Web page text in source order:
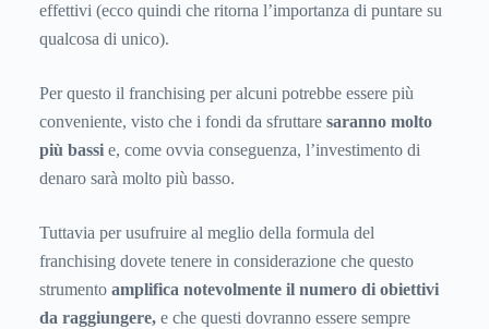
effettivi (ecco quindi che ritorna l’importanza di puntare su
qualcosa di unico).
Per questo il franchising per alcuni potrebbe essere più
conveniente, visto che i fondi da sfruttare saranno molto
più bassi e, come ovvia conseguenza, l’investimento di
denaro sarà molto più basso.
Tuttavia per usufruire al meglio della formula del
franchising dovete tenere in considerazione che questo
strumento amplifica notevolmente il numero di obiettivi
da raggiungere, e che questi dovranno essere sempre